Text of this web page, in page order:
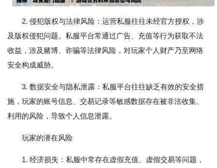
2. 侵犯版权与法律风险：运营私服往往未经官方授权，涉
及版权侵犯问题。私服平台常通过广告、充值等行为获取不法
收益，涉及赌博、诈骗等法律风险，对玩家个人财产乃至网络
安全构成威胁。
3. 数据安全与隐私泄露：私服平台往往缺乏有效的安全措
施，玩家的账号信息、交易记录等敏感数据存在被非法收集、
利用的风险，导致个人信息泄露。
玩家的潜在风险
1. 经济损失：私服中常存在虚假充值、虚假交易等问题，